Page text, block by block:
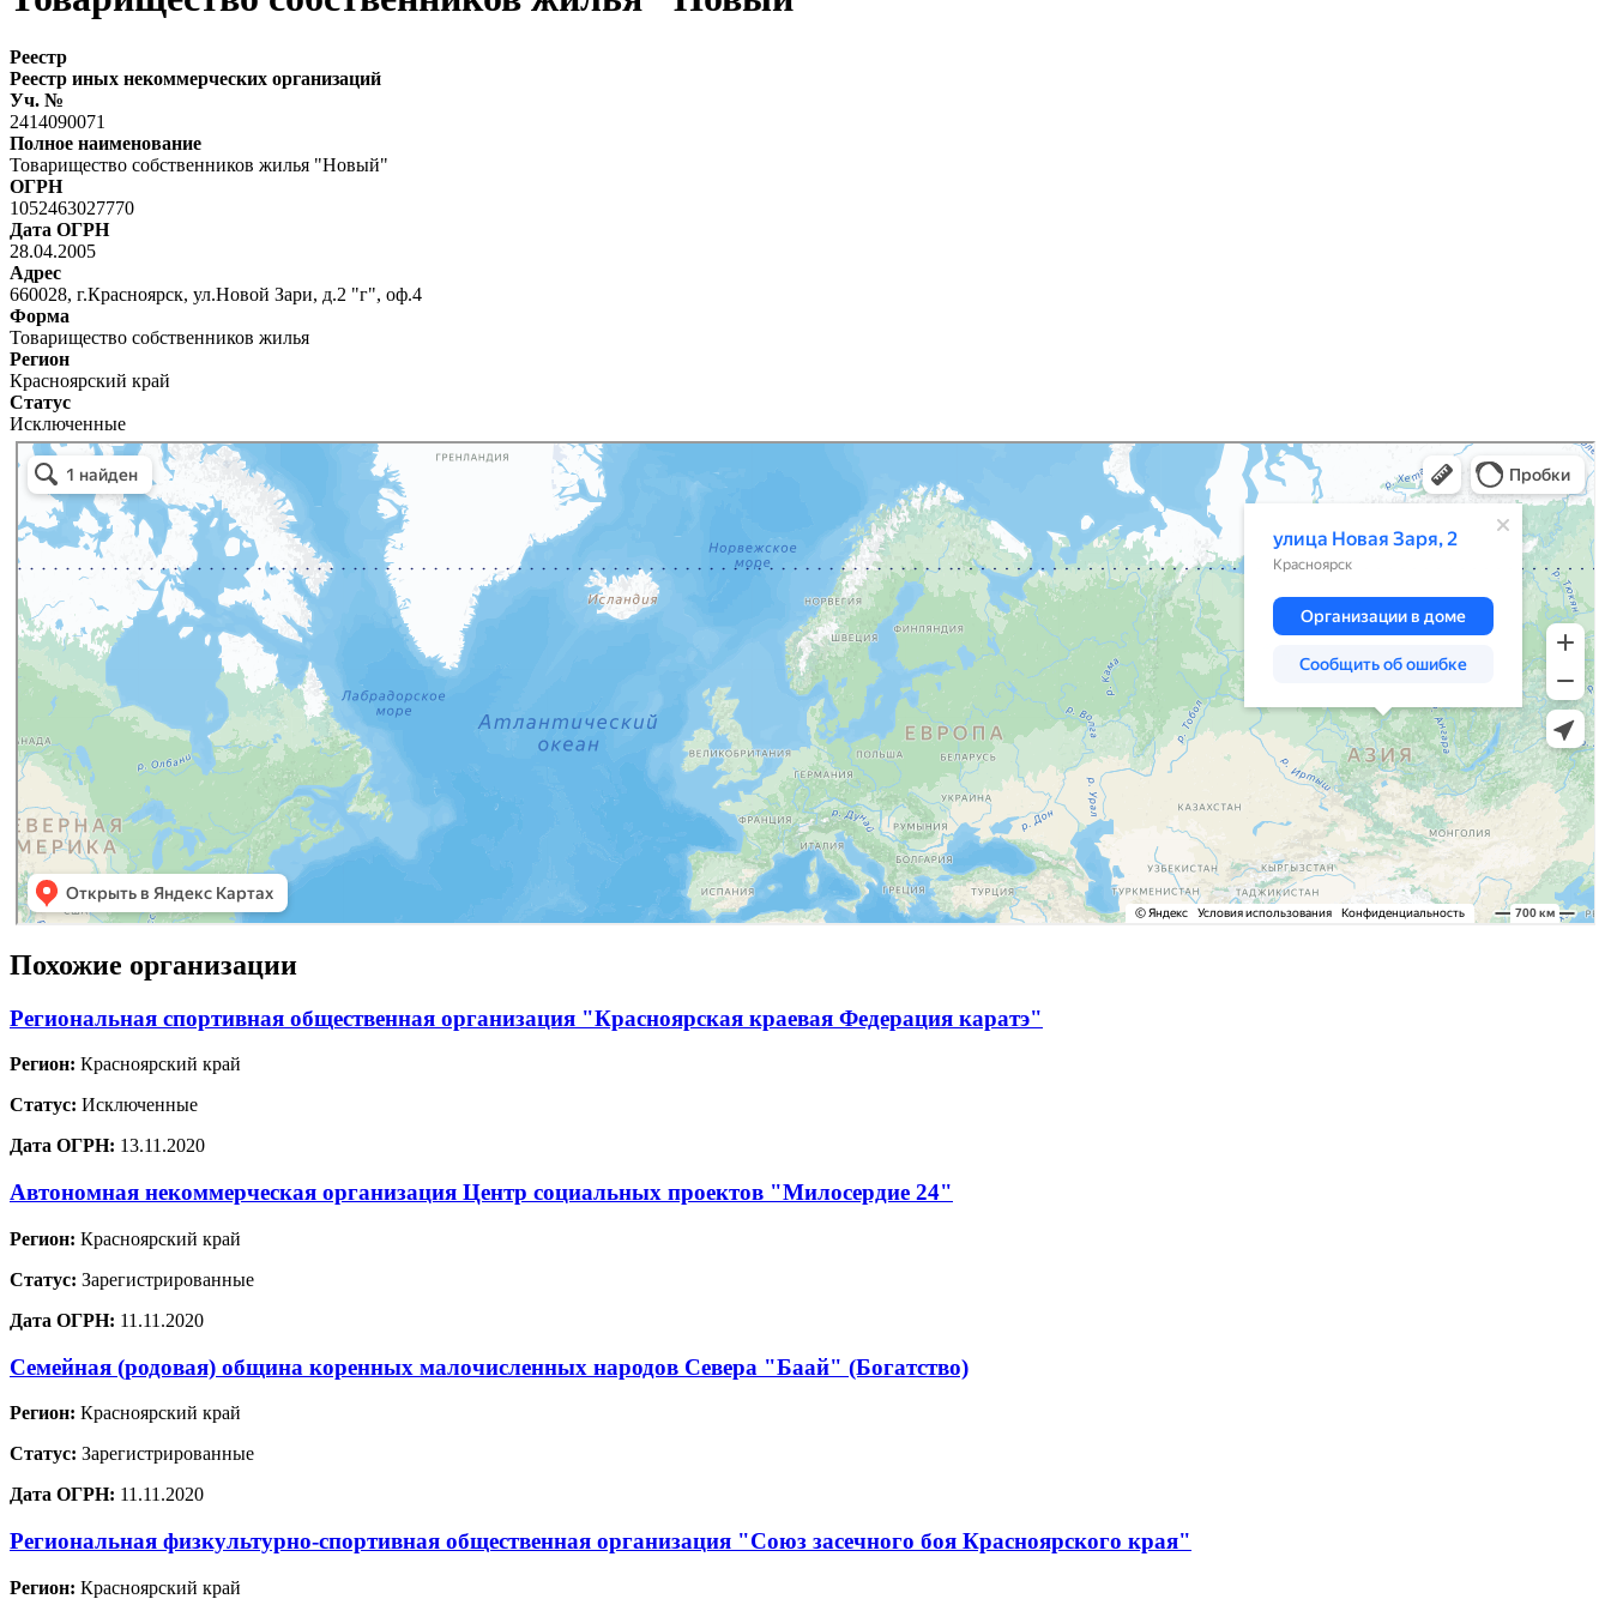
Реестр
Реестр иных некоммерческих организаций
Уч. №
2414090071
Полное наименование
Товарищество собственников жилья "Новый"
ОГРН
1052463027770
Дата ОГРН
28.04.2005
Адрес
660028, г.Красноярск, ул.Новой Зари, д.2 "г", оф.4
Форма
Товарищество собственников жилья
Регион
Красноярский край
Статус
Исключенные
Похожие организации
Региональная спортивная общественная организация "Красноярская краевая Федерация каратэ"
Регион: Красноярский край
Статус: Исключенные
Дата ОГРН: 13.11.2020
Автономная некоммерческая организация Центр социальных проектов "Милосердие 24"
Регион: Красноярский край
Статус: Зарегистрированные
Дата ОГРН: 11.11.2020
Семейная (родовая) община коренных малочисленных народов Севера "Баай" (Богатство)
Регион: Красноярский край
Статус: Зарегистрированные
Дата ОГРН: 11.11.2020
Региональная физкультурно-спортивная общественная организация "Союз засечного боя Красноярского края"
Регион: Красноярский край